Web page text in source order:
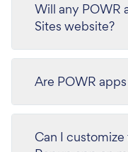
Will any POWR
Sites website?
Are POWR
Can I